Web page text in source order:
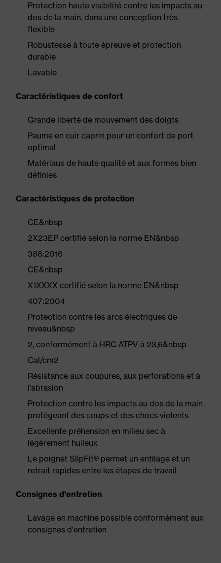
Protection haute visibilité contre les impacts au
dos de la main, dans une conception très
flexible
Robustesse à toute épreuve et protection
durable
Lavable
Caractéristiques de confort
Grande liberté de mouvement des doigts
Paume en cuir caprin pour un confort de port
optimal
Matériaux de haute qualité et aux formes bien
définies
Caractéristiques de protection
CE&nbsp
2X23EP certifié selon la norme EN&nbsp
388:2016
CE&nbsp
X1XXXX certifié selon la norme EN&nbsp
407:2004
Protection contre les arcs électriques de
niveau&nbsp
2, conformément à HRC ATPV à 23,6&nbsp
Cal/cm2
Résistance aux coupures, aux perforations et à
l'abrasion
Protection contre les impacts au dos de la main
protégeant des coups et des chocs violents
Excellente préhension en milieu sec à
légèrement huileux
Le poignet SlipFit® permet un enfilage et un
retrait rapides entre les étapes de travail
Consignes d'entretien
Lavage en machine possible conformément aux
consignes d'entretien